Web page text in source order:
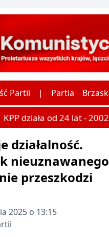
Partii | Partia Brzask
KPP działa od 24 lat -
działalność.
nieuznawanego
przeszkodzi
2025 o 13:15